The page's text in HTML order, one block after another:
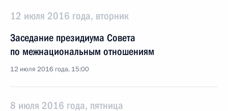
12 июля 2016 года, вторник
Заседание президиума Совета
по межнациональным отношениям
12 июля 2016 года, 15:00
8 июля 2016 года, пятница